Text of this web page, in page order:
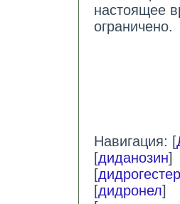
настоящее
ограничено.
Навигация: [
[диданозин]
[
[дидронел]